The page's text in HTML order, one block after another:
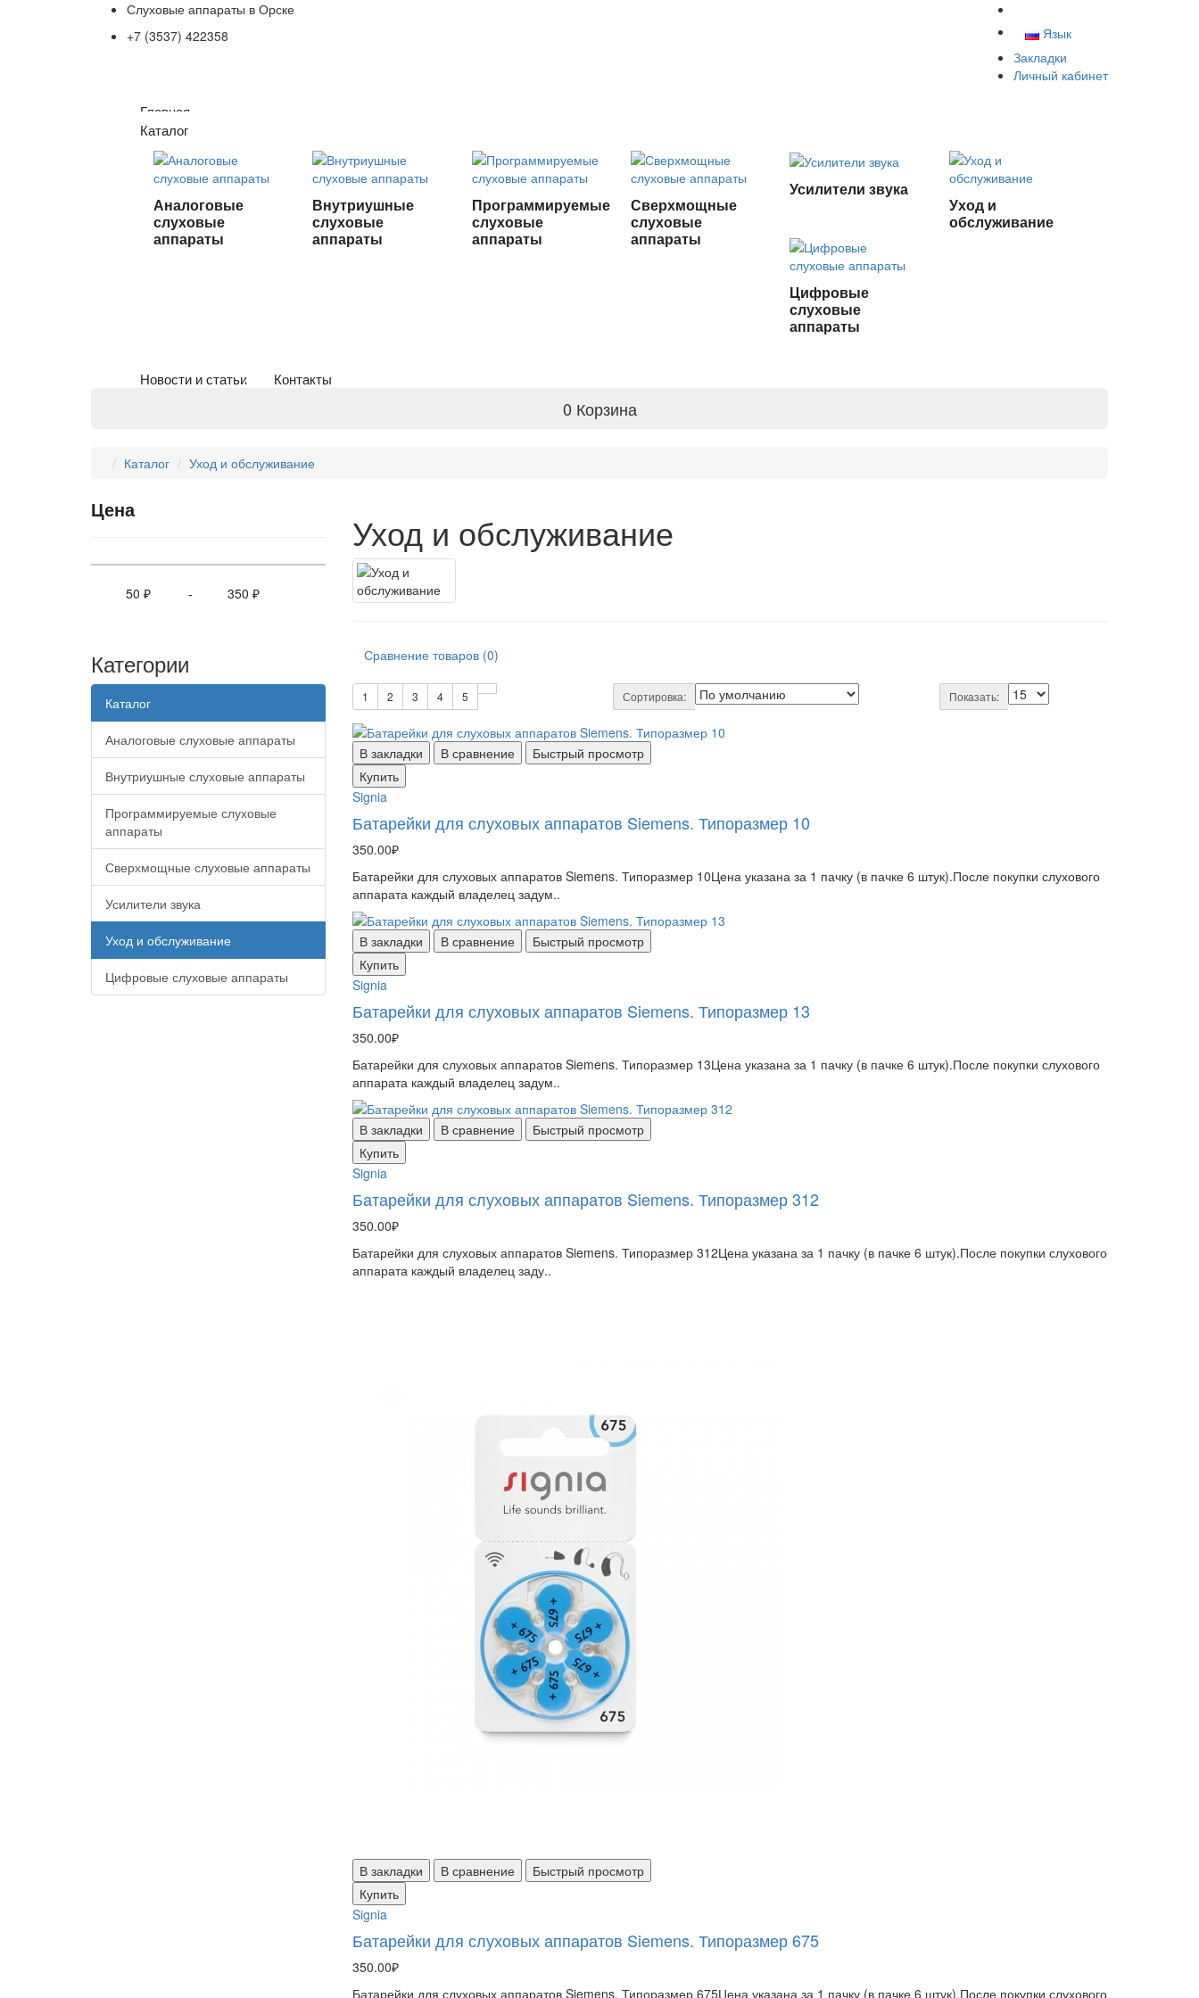
Слуховые аппараты в Орске
+7 (3537) 422358
Язык
Закладки
Личный кабинет
Главная
Каталог
Аналоговые
слуховые
аппараты
Внутриушные
слуховые
аппараты
Программируемые
слуховые
аппараты
Сверхмощные
слуховые
аппараты
Усилители звука
Уход и
обслуживание
Цифровые
слуховые
аппараты
Новости и статьи Контакты
0 Корзина
Каталог Уход и обслуживание
Цена
-
Категории
Каталог
Аналоговые слуховые аппараты
Внутриушные слуховые аппараты
Программируемые слуховые
аппараты
Сверхмощные слуховые аппараты
Усилители звука
Уход и обслуживание
Цифровые слуховые аппараты
Уход и обслуживание
Сравнение товаров (0)
1 2 3 4 5 Сортировка: Показать:
В закладки В сравнение
Быстрый просмотр
Купить
Signia
Батарейки для слуховых аппаратов Siemens. Типоразмер 10
350.00₽
Батарейки для слуховых аппаратов Siemens. Типоразмер 10Цена указана за 1 пачку (в пачке 6 штук).После покупки слухового
аппарата каждый владелец задум..
В закладки В сравнение
Быстрый просмотр
Купить
Signia
Батарейки для слуховых аппаратов Siemens. Типоразмер 13
350.00₽
Батарейки для слуховых аппаратов Siemens. Типоразмер 13Цена указана за 1 пачку (в пачке 6 штук).После покупки слухового
аппарата каждый владелец задум..
В закладки В сравнение
Быстрый просмотр
Купить
Signia
Батарейки для слуховых аппаратов Siemens. Типоразмер 312
350.00₽
Батарейки для слуховых аппаратов Siemens. Типоразмер 312Цена указана за 1 пачку (в пачке 6 штук).После покупки слухового
аппарата каждый владелец заду..
В закладки В сравнение
Быстрый просмотр
Купить
Signia
Батарейки для слуховых аппаратов Siemens. Типоразмер 675
350.00₽
Батарейки для слуховых аппаратов Siemens. Типоразмер 675Цена указана за 1 пачку (в пачке 6 штук).После покупки слухового